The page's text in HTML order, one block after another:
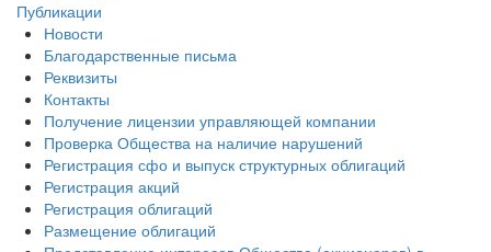
Публикации
Новости
Благодарственные письма
Реквизиты
Контакты
Получение лицензии управляющей компании
Проверка Общества на наличие нарушений
Регистрация сфо и выпуск структурных облигаций
Регистрация акций
Регистрация облигаций
Размещение облигаций